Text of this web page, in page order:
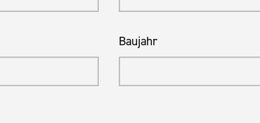
Baujahr